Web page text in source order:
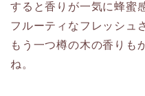
すると香りが一気に蜂蜜
フルーティなフレッシュ
もう一つ樽の木の香りも
ね。